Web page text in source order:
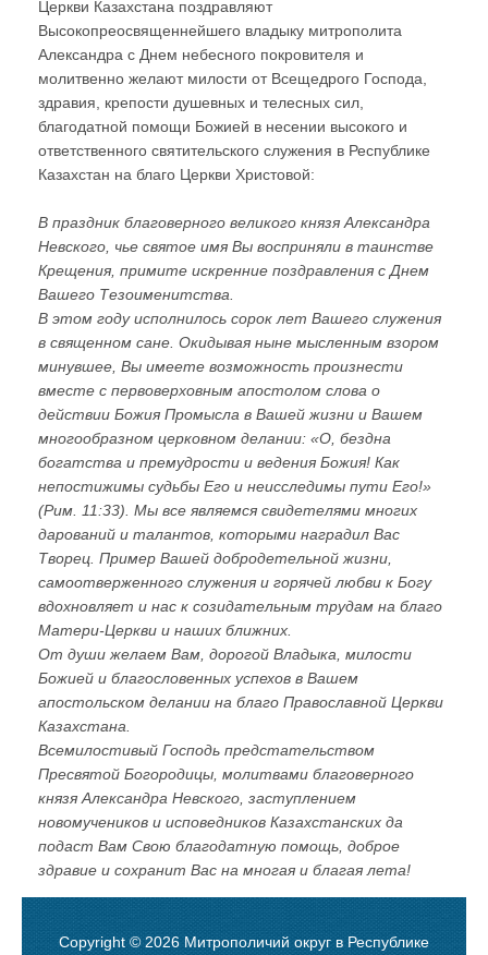
Церкви Казахстана поздравляют
Высокопреосвященнейшего владыку митрополита
Александра с Днем небесного покровителя и
молитвенно желают милости от Всещедрого Господа,
здравия, крепости душевных и телесных сил,
благодатной помощи Божией в несении высокого и
ответственного святительского служения в Республике
Казахстан на благо Церкви Христовой:
В праздник благоверного великого князя Александра
Невского, чье святое имя Вы восприняли в таинстве
Крещения, примите искренние поздравления с Днем
Вашего Тезоименитства.
В этом году исполнилось сорок лет Вашего служения
в священном сане. Окидывая ныне мысленным взором
минувшее, Вы имеете возможность произнести
вместе с первоверховным апостолом слова о
действии Божия Промысла в Вашей жизни и Вашем
многообразном церковном делании: «О, бездна
богатства и премудрости и ведения Божия! Как
непостижимы судьбы Его и неисследимы пути Его!»
(Рим. 11:33). Мы все являемся свидетелями многих
дарований и талантов, которыми наградил Вас
Творец. Пример Вашей добродетельной жизни,
самоотверженного служения и горячей любви к Богу
вдохновляет и нас к созидательным трудам на благо
Матери-Церкви и наших ближних.
От души желаем Вам, дорогой Владыка, милости
Божией и благословенных успехов в Вашем
апостольском делании на благо Православной Церкви
Казахстана.
Всемилостивый Господь предстательством
Пресвятой Богородицы, молитвами благоверного
князя Александра Невского, заступлением
новомучеников и исповедников Казахстанских да
подаст Вам Свою благодатную помощь, доброе
здравие и сохранит Вас на многая и благая лета!
Copyright © 2026 Митрополичий округ в Республике